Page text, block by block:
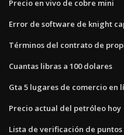
Precio en vivo de cobre mini
Error de software de knight
Términos del contrato de
Cuantas libras a 100 dolares
Gta 5 lugares de comercio en
Precio actual del petróleo hoy
Lista de verificación de